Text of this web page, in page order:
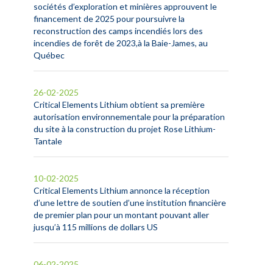
sociétés d’exploration et minières approuvent le
financement de 2025 pour poursuivre la
reconstruction des camps incendiés lors des
incendies de forêt de 2023,à la Baie-James, au
Québec
Critical Elements Lithium obtient sa première
autorisation environnementale pour la préparation
du site à la construction du projet Rose Lithium-
Tantale
26-02-2025
Critical Elements Lithium annonce la réception
d’une lettre de soutien d’une institution financière
de premier plan pour un montant pouvant aller
jusqu’à 115 millions de dollars US
10-02-2025